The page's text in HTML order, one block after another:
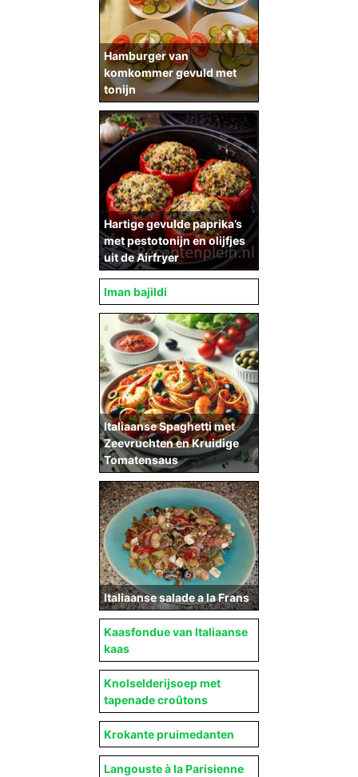
Hamburger van
komkommer gevuld met
tonijn
Hartige gevulde paprika’s
met pestotonijn en olijfjes
uit de Airfryer
Iman bajildi
Italiaanse salade a la Frans
Italiaanse Spaghetti met
Zeevruchten en Kruidige
Tomatensaus
Kaasfondue van Italiaanse
kaas
Knolselderijsoep met
tapenade croûtons
Krokante pruimedanten
Langouste à la Parisienne